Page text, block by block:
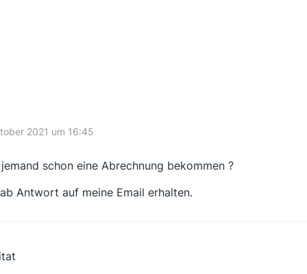
2021 um 16:45
schon eine Abrechnung bekommen ?
Antwort auf meine Email erhalten.